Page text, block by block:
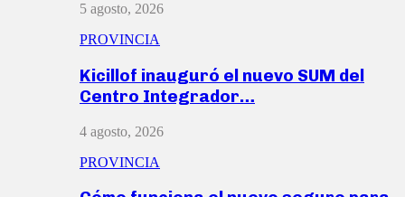
5 agosto, 2026
PROVINCIA
Kicillof inauguró el nuevo SUM del
Centro Integrador…
4 agosto, 2026
PROVINCIA